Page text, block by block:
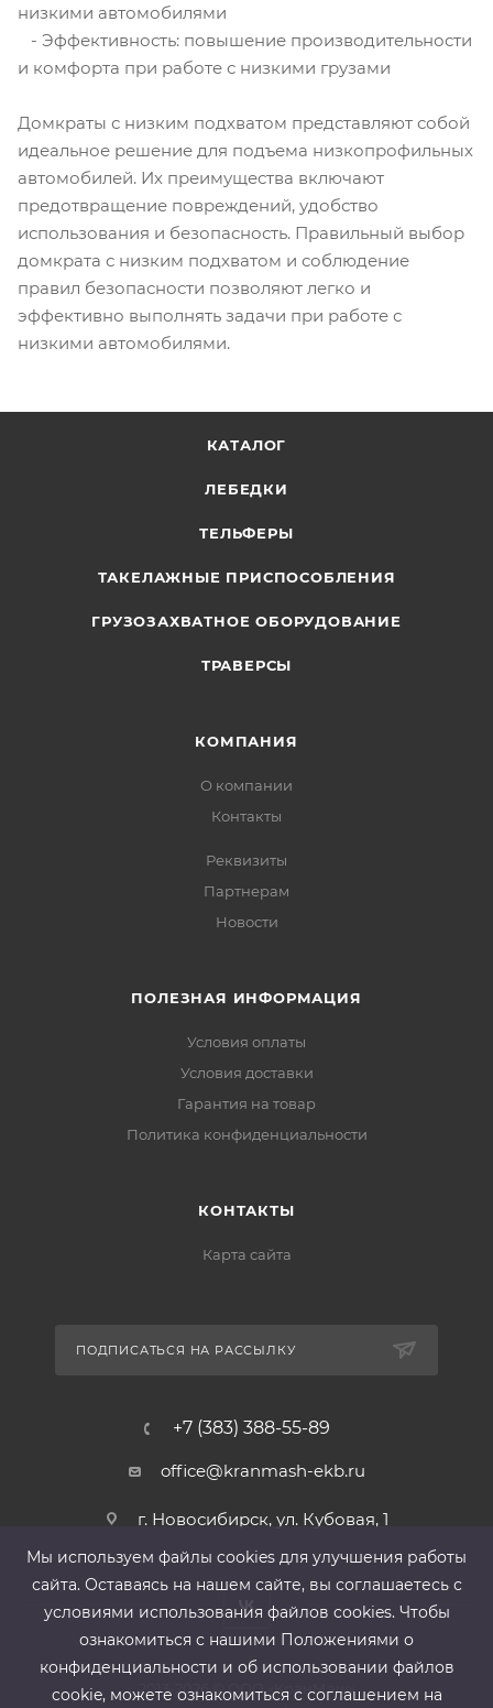
низкими автомобилями
- Эффективность: повышение производительности
и комфорта при работе с низкими грузами
Домкраты с низким подхватом представляют собой
идеальное решение для подъема низкопрофильных
автомобилей. Их преимущества включают
предотвращение повреждений, удобство
использования и безопасность. Правильный выбор
домкрата с низким подхватом и соблюдение
правил безопасности позволяют легко и
эффективно выполнять задачи при работе с
низкими автомобилями.
КАТАЛОГ
ЛЕБЕДКИ
ТЕЛЬФЕРЫ
ТАКЕЛАЖНЫЕ ПРИСПОСОБЛЕНИЯ
ГРУЗОЗАХВАТНОЕ ОБОРУДОВАНИЕ
ТРАВЕРСЫ
КОМПАНИЯ
О компании
Контакты
Реквизиты
Партнерам
Новости
ПОЛЕЗНАЯ ИНФОРМАЦИЯ
Условия оплаты
Условия доставки
Гарантия на товар
Политика конфиденциальности
КОНТАКТЫ
Карта сайта
ПОДПИСАТЬСЯ НА РАССЫЛКУ
+7 (383) 388-55-89
office@kranmash-ekb.ru
г. Новосибирск, ул. Кубовая, 1
2013-2026 ©ООО «КранМаш»
Мы используем файлы cооkies для улучшения работы
сайта. Оставаясь на нашем сайте, вы соглашаетесь с
условиями использования файлов cооkies. Чтобы
ознакомиться с нашими Положениями о
конфиденциальности и об использовании файлов
cookie, можете ознакомиться с соглашением на